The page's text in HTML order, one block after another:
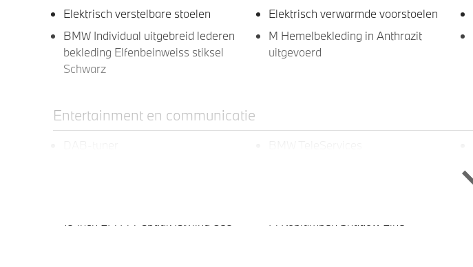
Elektrisch verstelbare stoelen
Elektrisch verwarmde voorstoelen
BMW Individual uitgebreid lederen
bekleding Elfenbeinweiss stiksel
Schwarz
M Hemelbekleding in Anthrazit
uitgevoerd
Entertainment en communicatie